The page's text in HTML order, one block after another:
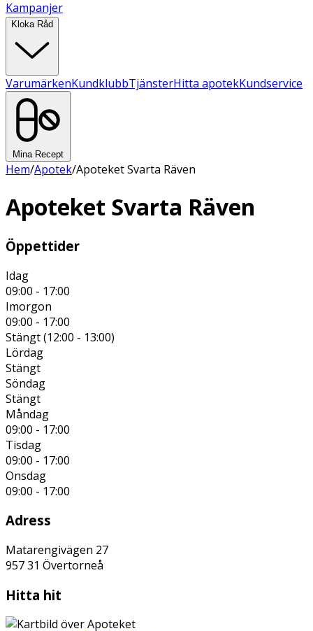
Kampanjer
Kloka Råd
VarumärkenKundklubbTjänsterHitta apotekKundservice
Mina Recept
Hem/Apotek/Apoteket Svarta Räven
Apoteket Svarta Räven
Öppettider
Idag
09:00 - 17:00
Imorgon
09:00 - 17:00
Stängt (12:00 - 13:00)
Lördag
Stängt
Söndag
Stängt
Måndag
09:00 - 17:00
Tisdag
09:00 - 17:00
Onsdag
09:00 - 17:00
Adress
Matarengivägen 27
957 31 Övertorneå
Hitta hit